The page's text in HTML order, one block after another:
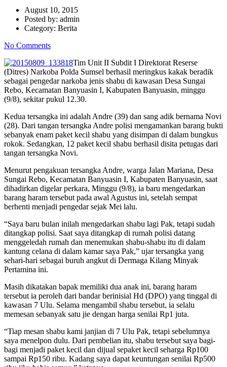
August 10, 2015
Posted by: admin
Category: Berita
No Comments
Tim Unit II Subdit I Direktorat Reserse
(Ditres) Narkoba Polda Sumsel berhasil meringkus kakak beradik
sebagai pengedar narkoba jenis shabu di kawasan Desa Sungai
Rebo, Kecamatan Banyuasin I, Kabupaten Banyuasin, minggu
(9/8), sekitar pukul 12.30.
Kedua tersangka ini adalah Andre (39) dan sang adik bernama Novi
(28). Dari tangan tersangka Andre polisi mengamankan barang bukti
sebanyak enam paket kecil shabu yang disimpan di dalam bungkus
rokok. Sedangkan, 12 paket kecil shabu berhasil disita petugas dari
tangan tersangka Novi.
Menurut pengakuan tersangka Andre, warga Jalan Mariana, Desa
Sungai Rebo, Kecamatan Banyuasin I, Kabupaten Banyuasin, saat
dihadirkan digelar perkara, Minggu (9/8), ia baru mengedarkan
barang haram tersebut pada awal Agustus ini, setelah sempat
berhenti menjadi pengedar sejak Mei lalu.
“Saya baru bulan inilah mengedarkan shabu lagi Pak, tetapi sudah
ditangkap polisi. Saat saya ditangkap di rumah polisi datang
menggeledah rumah dan menemukan shabu-shabu itu di dalam
kantung celana di dalam kamar saya Pak,” ujar tersangka yang
sehari-hari sebagai buruh angkut di Dermaga Kilang Minyak
Pertamina ini.
Masih dikatakan bapak memiliki dua anak ini, barang haram
tersebut ia peroleh dari bandar berinisial Hd (DPO) yang tinggal di
kawasan 7 Ulu. Selama mengambil shabu tersebut, ia selalu
memesan sebanyak satu jie dengan harga senilai Rp1 juta.
“Tiap mesan shabu kami janjian di 7 Ulu Pak, tetapi sebelumnya
saya menelpon dulu. Dari pembelian itu, shabu tersebut saya bagi-
bagi menjadi paket kecil dan dijual sepaket kecil seharga Rp100
sampai Rp150 ribu. Kadang saya dapat keuntungan senilai Rp500